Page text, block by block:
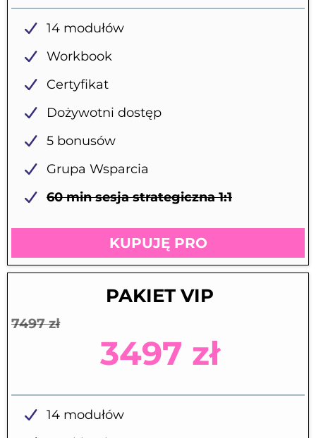
14 modułów
Workbook
Certyfikat
Dożywotni dostęp
5 bonusów
Grupa Wsparcia
60 min sesja strategiczna 1:1
KUPUJĘ PRO
PAKIET VIP
7497 zł
3497 zł
14 modułów